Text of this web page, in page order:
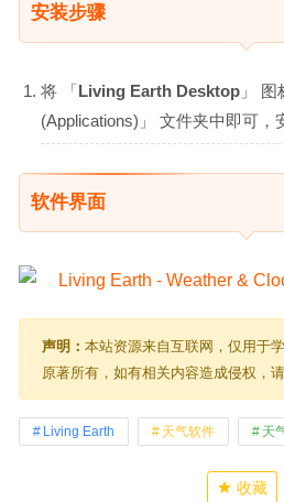
安装步骤
将 「Living Earth Desktop 」
(Applications)」 文件夹中即可，
软件界面
声明： 本站资源来自互联网，仅用于
原著所有，如有相关内容造成侵权，
Living Earth 天气软件 天
收藏